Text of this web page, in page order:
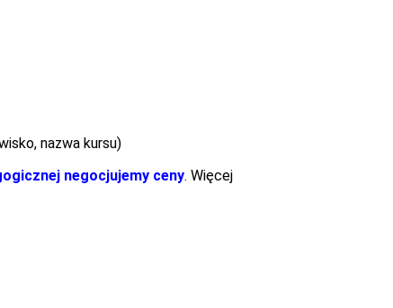
nazwa kursu)
negocjujemy ceny. Więcej